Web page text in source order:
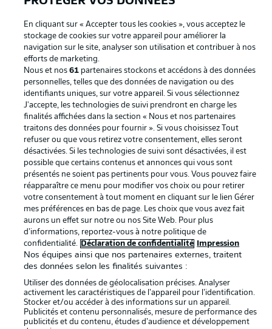
La publicité Conditions d’utilisation des
services
Mentions Légales Gérer mes préférences
Déclaration de
confidentialité
Diffuseurs
Travaux Contact
Impression Joueurs
Choisissez votre langue
Français
En cliquant sur « Accepter tous les cookies », vous acceptez le
stockage de cookies sur votre appareil pour améliorer la
navigation sur le site, analyser son utilisation et contribuer à nos
efforts de marketing.
Nous et nos61 partenaires stockons et accédons à des données
personnelles, telles que des données de navigation ou des
identifiants uniques, sur votre appareil. Si vous sélectionnez
J'accepte, les technologies de suivi prendront en charge les
finalités affichées dans la section « Nous et nos partenaires
traitons des données pour fournir ». Si vous choisissez Tout
refuser ou que vous retirez votre consentement, elles seront
désactivées. Si les technologies de suivi sont désactivées, il est
possible que certains contenus et annonces qui vous sont
présentés ne soient pas pertinents pour vous. Vous pouvez faire
réapparaître ce menu pour modifier vos choix ou pour retirer
votre consentement à tout moment en cliquant sur le lien Gérer
mes préférences en bas de page. Les choix que vous avez fait
aurons un effet sur notre ou nos Site Web. Pour plus
d’informations, reportez-vous à notre politique de
confidentialité.
Déclaration de confidentialité Impression
Nos équipes ainsi que nos partenaires externes, traitent
des données selon les finalités suivantes :
Utiliser des données de géolocalisation précises. Analyser
activement les caractéristiques de l’appareil pour l’identification.
Stocker et/ou accéder à des informations sur un appareil.
Publicités et contenu personnalisés, mesure de performance des
publicités et du contenu, études d’audience et développement